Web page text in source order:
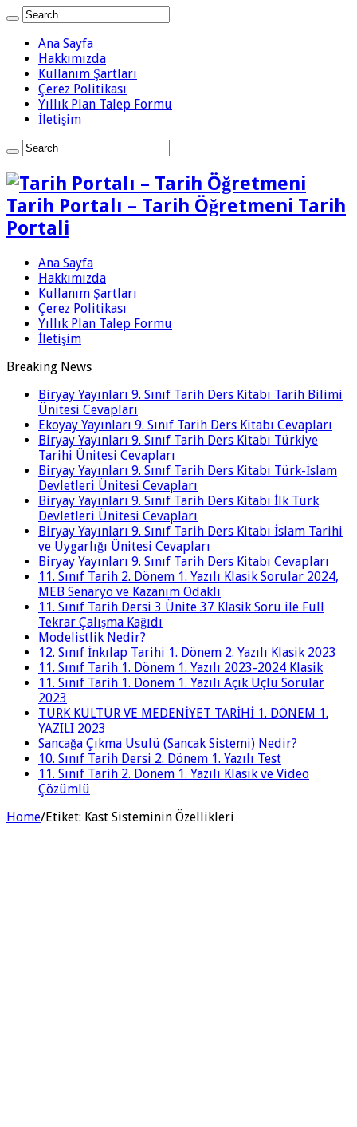
Ana Sayfa
Hakkımızda
Kullanım Şartları
Çerez Politikası
Yıllık Plan Talep Formu
İletişim
Tarih Portalı – Tarih Öğretmeni Tarih
Portali
Ana Sayfa
Hakkımızda
Kullanım Şartları
Çerez Politikası
Yıllık Plan Talep Formu
İletişim
Breaking News
Biryay Yayınları 9. Sınıf Tarih Ders Kitabı Tarih Bilimi
Ünitesi Cevapları
Ekoyay Yayınları 9. Sınıf Tarih Ders Kitabı Cevapları
Biryay Yayınları 9. Sınıf Tarih Ders Kitabı Türkiye
Tarihi Ünitesi Cevapları
Biryay Yayınları 9. Sınıf Tarih Ders Kitabı Türk-İslam
Devletleri Ünitesi Cevapları
Biryay Yayınları 9. Sınıf Tarih Ders Kitabı İlk Türk
Devletleri Ünitesi Cevapları
Biryay Yayınları 9. Sınıf Tarih Ders Kitabı İslam Tarihi
ve Uygarlığı Ünitesi Cevapları
Biryay Yayınları 9. Sınıf Tarih Ders Kitabı Cevapları
11. Sınıf Tarih 2. Dönem 1. Yazılı Klasik Sorular 2024,
MEB Senaryo ve Kazanım Odaklı
11. Sınıf Tarih Dersi 3 Ünite 37 Klasik Soru ile Full
Tekrar Çalışma Kağıdı
Modelistlik Nedir?
12. Sınıf İnkılap Tarihi 1. Dönem 2. Yazılı Klasik 2023
11. Sınıf Tarih 1. Dönem 1. Yazılı 2023-2024 Klasik
11. Sınıf Tarih 1. Dönem 1. Yazılı Açık Uçlu Sorular
2023
TÜRK KÜLTÜR VE MEDENİYET TARİHİ 1. DÖNEM 1.
YAZILI 2023
Sancağa Çıkma Usulü (Sancak Sistemi) Nedir?
10. Sınıf Tarih Dersi 2. Dönem 1. Yazılı Test
11. Sınıf Tarih 2. Dönem 1. Yazılı Klasik ve Video
Çözümlü
Home/Etiket: Kast Sisteminin Özellikleri